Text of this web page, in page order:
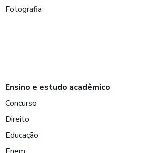
Fotografia
Ensino e estudo acadêmico
Concurso
Direito
Educação